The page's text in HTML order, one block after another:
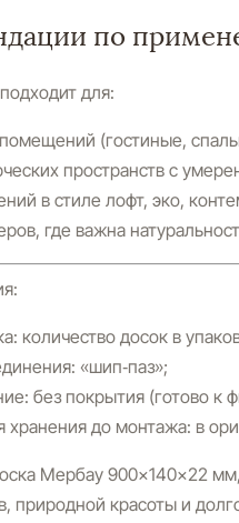
по
для:
(гостиные,
пространств с
в стиле лофт, эко,
где важна
количество досок в
«шип‑паз»;
без покрытия (готово к
хранения до монтажа: в
Мербау 900×140×22
природной красоты и